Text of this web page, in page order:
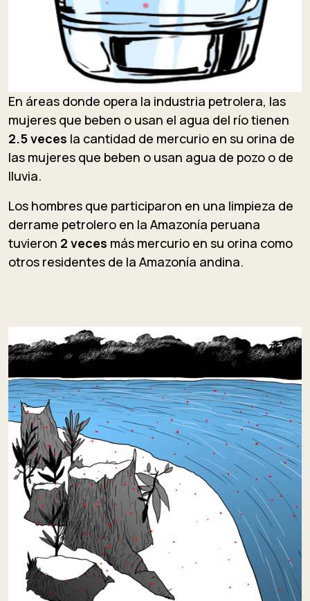
En áreas donde opera la industria petrolera, las
mujeres que beben o usan el agua del río tienen
2.5 veces la cantidad de mercurio en su orina de
las mujeres que beben o usan agua de pozo o de
lluvia.
Los hombres que participaron en una limpieza de
derrame petrolero en la Amazonía peruana
tuvieron 2 veces más mercurio en su orina como
otros residentes de la Amazonía andina.